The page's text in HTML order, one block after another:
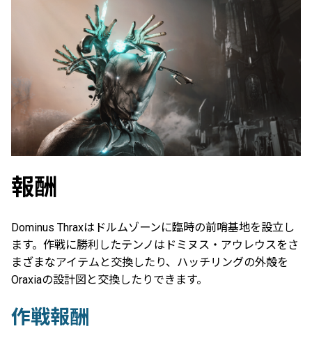
報酬
Dominus Thraxはドルムゾーンに臨時の前哨基地を設立し
ます。作戦に勝利したテンノはドミヌス・アウレウスをさ
まざまなアイテムと交換したり、ハッチリングの外殻を
Oraxiaの設計図と交換したりできます。
作戦報酬